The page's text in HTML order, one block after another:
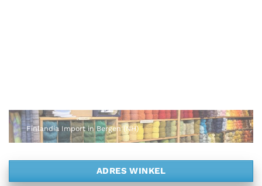
Finlandia Import in Bergen (NH)
ADRES WINKEL